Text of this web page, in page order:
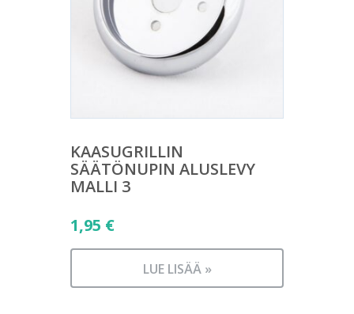
KAASUGRILLIN
SÄÄTÖNUPIN ALUSLEVY
MALLI 3
1,95 €
LUE LISÄÄ »